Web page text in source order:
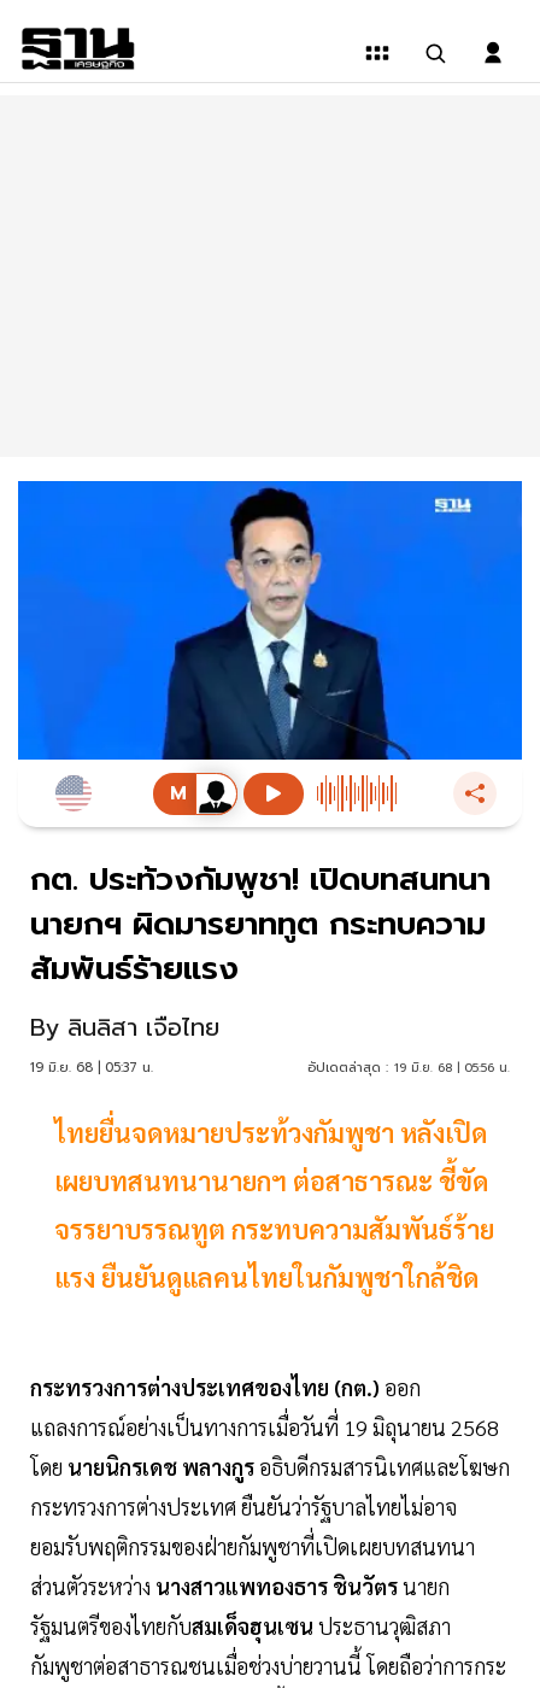
กต. ประท้วงกัมพูชา! เปิดบทสนทนา
นายกฯ ผิดมารยาททูต กระทบความ
สัมพันธ์ร้ายแรง
By ลินลิสา เจือไทย
19 มิ.ย. 68 | 05:37 น. อัปเดตล่าสุด : 19 มิ.ย. 68 | 05:56 น.
ไทยยื่นจดหมายประท้วงกัมพูชา หลังเปิด
เผยบทสนทนานายกฯ ต่อสาธารณะ ชี้ขัด
จรรยาบรรณทูต กระทบความสัมพันธ์ร้าย
แรง ยืนยันดูแลคนไทยในกัมพูชาใกล้ชิด
กระทรวงการต่างประเทศของไทย (กต.) ออก
แถลงการณ์อย่างเป็นทางการเมื่อวันที่ 19 มิถุนายน 2568
โดย นายนิกรเดช พลางกูร อธิบดีกรมสารนิเทศและโฆษก
กระทรวงการต่างประเทศ ยืนยันว่ารัฐบาลไทยไม่อาจ
ยอมรับพฤติกรรมของฝ่ายกัมพูชาที่เปิดเผยบทสนทนา
ส่วนตัวระหว่าง นางสาวแพทองธาร ชินวัตรนายก
รัฐมนตรีของไทยกับสมเด็จฮุนเซน ประธานวุฒิสภา
กัมพูชาต่อสาธารณชนเมื่อช่วงบ่ายวานนี้ โดยถือว่าการกระ